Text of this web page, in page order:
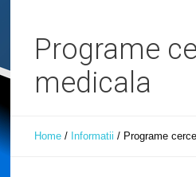
Programe
medicala
Home / Informatii / Programe